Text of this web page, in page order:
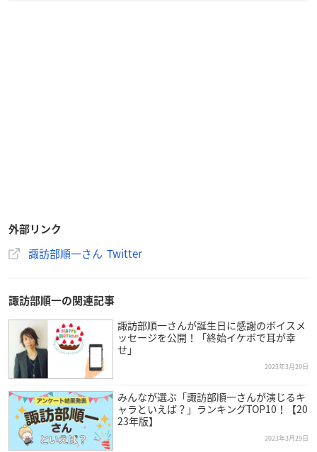
外部リンク
諏訪部順一さん Twitter
諏訪部順一の関連記事
諏訪部順一さんが誕生日に感謝のボイスメ
ッセージを公開！「終始イケボで耳が幸
せ」
2023年3月29日
みんなが選ぶ「諏訪部順一さんが演じるキ
ャラといえば？」ランキングTOP10！【20
23年版】
2023年3月29日